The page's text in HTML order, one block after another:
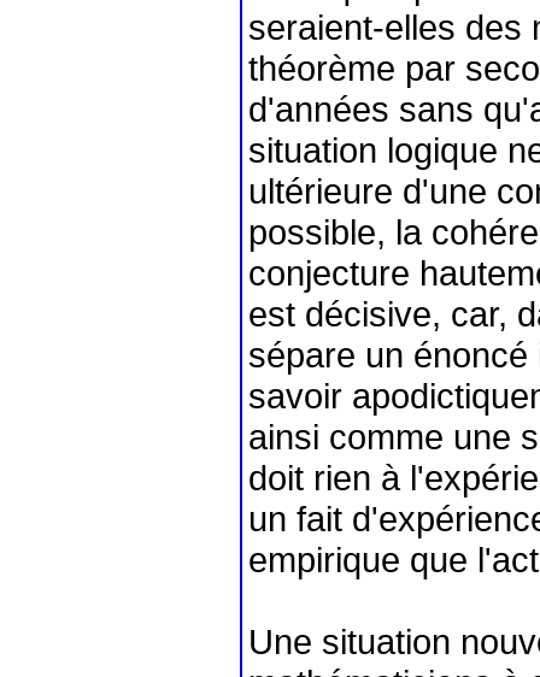
seraient-elles des
théorème par
d'années sans
situation logique
ultérieure d'une
possible, la
conjecture
est décisive, car,
sépare un
savoir
ainsi comme une
doit rien à
un fait
empirique que
Une situation